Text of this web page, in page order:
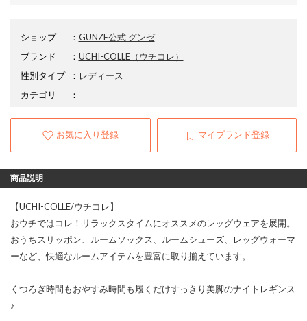
ショップ ： GUNZE公式 グンゼ
ブランド
： UCHI-COLLE（ウチコレ）
性別タイプ
： レディース
カテゴリ
：
お気に入り登録 マイブランド登録
商品説明
【UCHI-COLLE/ウチコレ】
おウチではコレ！リラックスタイムにオススメのレッグウェアを展開。
おうちスリッポン、ルームソックス、ルームシューズ、レッグウォーマ
ーなど、快適なルームアイテムを豊富に取り揃えています。
くつろぎ時間もおやすみ時間も履くだけすっきり美脚のナイトレギンス
♪